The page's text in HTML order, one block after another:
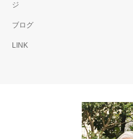
ジ
ブログ
LINK